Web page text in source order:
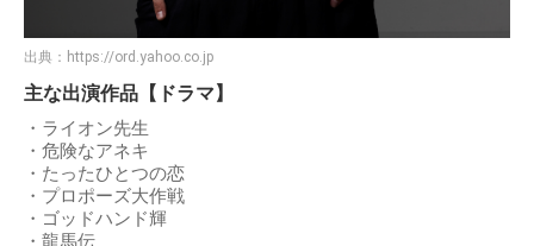
出典： https://ord.yahoo.co.jp
主な出演作品【ドラマ】
・ライオン先生
・危険なアネキ
・たったひとつの恋
・プロポーズ大作戦
・ゴッドハンド輝
・龍馬伝